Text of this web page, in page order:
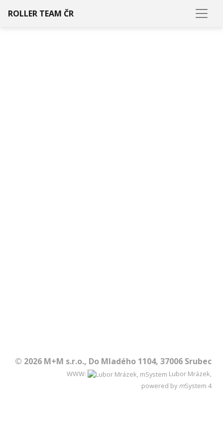
ROLLER TEAM ČR
© 2026 M+M s.r.o., Do Mladého 1104, 37006 Srubec
WWW:
Lubor Mrázek,
powered by mSystem 4